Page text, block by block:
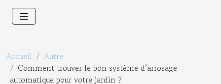
Accueil
Autre
Comment trouver le bon système d’arrosage
automatique pour votre jardin ?